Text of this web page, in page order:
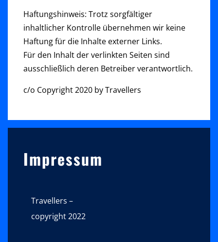
Haftungshinweis: Trotz sorgfältiger
inhaltlicher Kontrolle übernehmen wir keine
Haftung für die Inhalte externer Links.
Für den Inhalt der verlinkten Seiten sind
ausschließlich deren Betreiber verantwortlich.
c/o Copyright 2020 by Travellers
Impressum
Travellers –
copyright 2022